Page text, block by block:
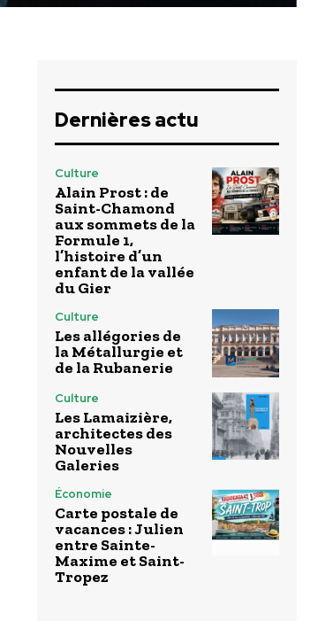
Dernières actu
Culture
Alain Prost : de
Saint-Chamond
aux sommets de la
Formule 1,
l’histoire d’un
enfant de la vallée
du Gier
Culture
Les allégories de
la Métallurgie et
de la Rubanerie
Culture
Les Lamaizière,
architectes des
Nouvelles
Galeries
Économie
Carte postale de
vacances : Julien
entre Sainte-
Maxime et Saint-
Tropez